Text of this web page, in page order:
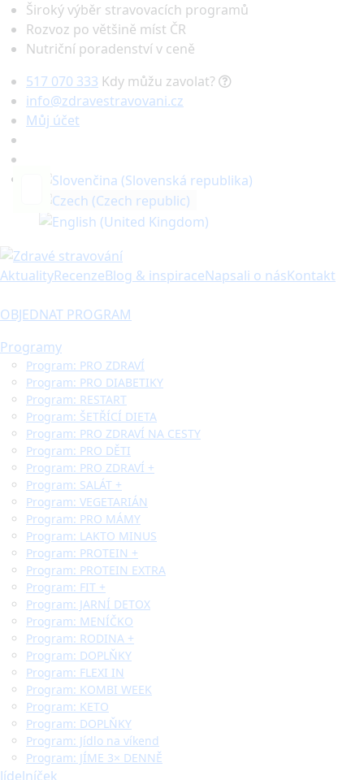
Široký výběr stravovacích programů
Rozvoz po většině míst ČR
Nutriční poradenství v ceně
517 070 333 Kdy můžu zavolat?
info@zdravestravovani.cz
Můj účet
Hledat
AktualityRecenzeBlog & inspiraceNapsali o násKontakt
OBJEDNAT PROGRAM
Programy
Program: PRO ZDRAVÍ
Program: PRO DIABETIKY
Program: RESTART
Program: ŠETŘÍCÍ DIETA
Program: PRO ZDRAVÍ NA CESTY
Program: PRO DĚTI
Program: PRO ZDRAVÍ +
Program: SALÁT +
Program: VEGETARIÁN
Program: PRO MÁMY
Program: LAKTO MINUS
Program: PROTEIN +
Program: PROTEIN EXTRA
Program: FIT +
Program: JARNÍ DETOX
Program: MENÍČKO
Program: RODINA +
Program: DOPLŇKY
Program: FLEXI IN
Program: KOMBI WEEK
Program: KETO
Program: DOPLŇKY
Program: Jídlo na víkend
Program: JÍME 3× DENNĚ
Jídelníček